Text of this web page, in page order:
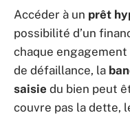
Accéder à un prêt
possibilité d’un
chaque
de défaillance, la
saisie du bien peut
couvre pas la dette,